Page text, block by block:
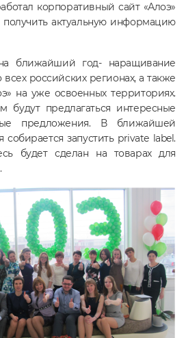
корпоративный сайт «Алоэ»
получить актуальную информацию
ближайший год- наращивание
российских регионах, а также
на уже освоенных территориях.
будут предлагаться интересные
предложения. В ближайшей
запустить private label.
будет сделан на товарах для